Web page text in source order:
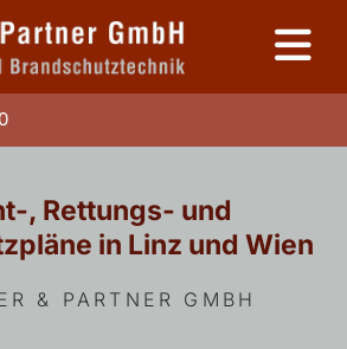
, Rettungs- und
in Linz und Wien
& PARTNER GMBH